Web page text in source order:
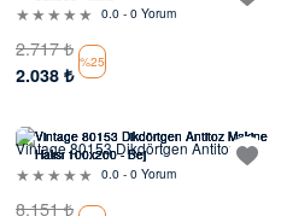
0.0 - 0 Yorum
2.717₺
2.038 ₺
%25
Vintage 80153 Dikdörtgen Antitoz
Makine Halısı0.0 - 0 Yorum
8.151₺